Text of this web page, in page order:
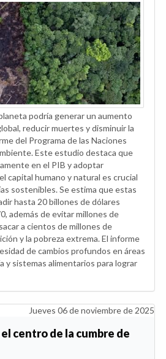
podría generar un aumento
reducir muertes y disminuir la
del Programa de las Naciones
Este estudio destaca que
en el PIB y adoptar
capital humano y natural es crucial
sostenibles. Se estima que estas
hasta 20 billones de dólares
además de evitar millones de
a cientos de millones de
y la pobreza extrema. El informe
de cambios profundos en áreas
y sistemas alimentarios para lograr
Jueves 06 de noviembre de 2025
centro de la cumbre de